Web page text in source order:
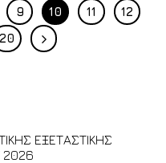
9 10 11
12
20
ΕΞΕΤΑΣΤΙΚΗΣ
2026